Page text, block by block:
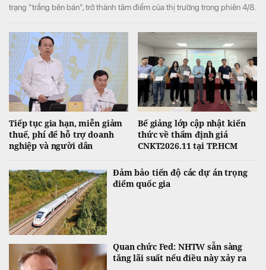
trạng "trắng bên bán", trở thành tâm điểm của thị trường trong phiên 4/8.
Tiếp tục gia hạn, miễn giảm
thuế, phí để hỗ trợ doanh
nghiệp và người dân
Bế giảng lớp cập nhật kiến
thức về thẩm định giá
CNKT2026.11 tại TP.HCM
Đảm bảo tiến độ các dự án trọng
điểm quốc gia
Quan chức Fed: NHTW sẵn sàng
tăng lãi suất nếu điều này xảy ra